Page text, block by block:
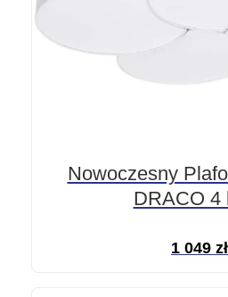
Nowoczesny
DRACO 4
1 049 zł